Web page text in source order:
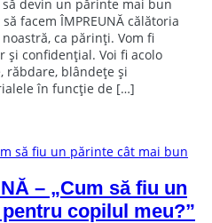
devin un părinte mai bun
facem ÎMPREUNĂ călătoria
ca părinți. Vom fi
și confidențial. Voi fi acolo
răbdare, blândețe și
în funcție de […]
– „Cum să fiu un
copilul meu?”